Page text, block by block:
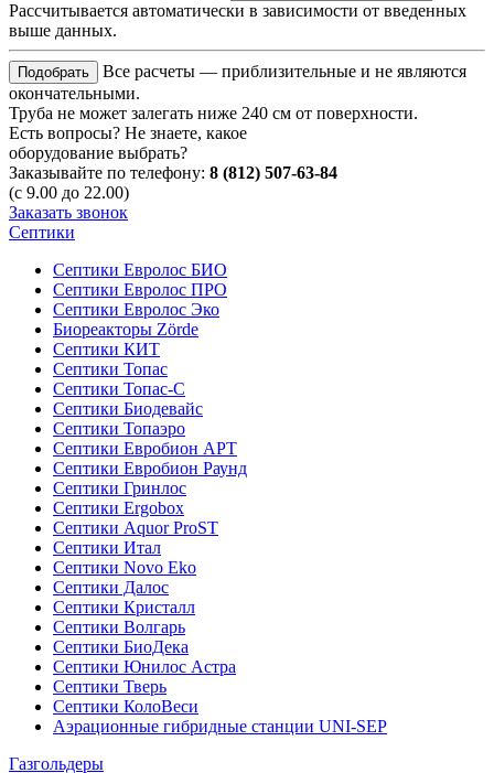
Рассчитывается автоматически в зависимости от введенных
выше данных.
Все расчеты — приблизительные и не являются
окончательными.
Труба не может залегать ниже 240 см от поверхности.
Есть вопросы? Не знаете, какое
оборудование выбрать?
Заказывайте по телефону: 8 (812) 507-63-84
(с 9.00 до 22.00)
Заказать звонок
Септики
Септики Евролос БИО
Септики Евролос ПРО
Септики Евролос Эко
Биореакторы Zörde
Септики КИТ
Септики Топас
Септики Топас-С
Септики Биодевайс
Септики Топаэро
Септики Евробион АРТ
Септики Евробион Раунд
Септики Гринлос
Септики Ergobox
Септики Aquor ProST
Септики Итал
Септики Novo Eko
Септики Далос
Септики Кристалл
Септики Волгарь
Септики БиоДека
Септики Юнилос Астра
Септики Тверь
Септики КолоВеси
Аэрационные гибридные станции UNI-SEP
Газгольдеры